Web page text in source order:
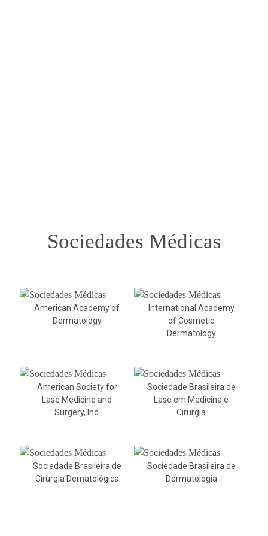
Sociedades Médicas
American Academy of
Dermatology
International Academy
of Cosmetic
Dermatology
American Society for
Lase Medicine and
Surgery, Inc.
Sociedade Brasileira de
Lase em Medicina e
Cirurgia
Sociedade Brasileira de
Cirurgia Dematológica
Sociedade Brasileira de
Dermatologia